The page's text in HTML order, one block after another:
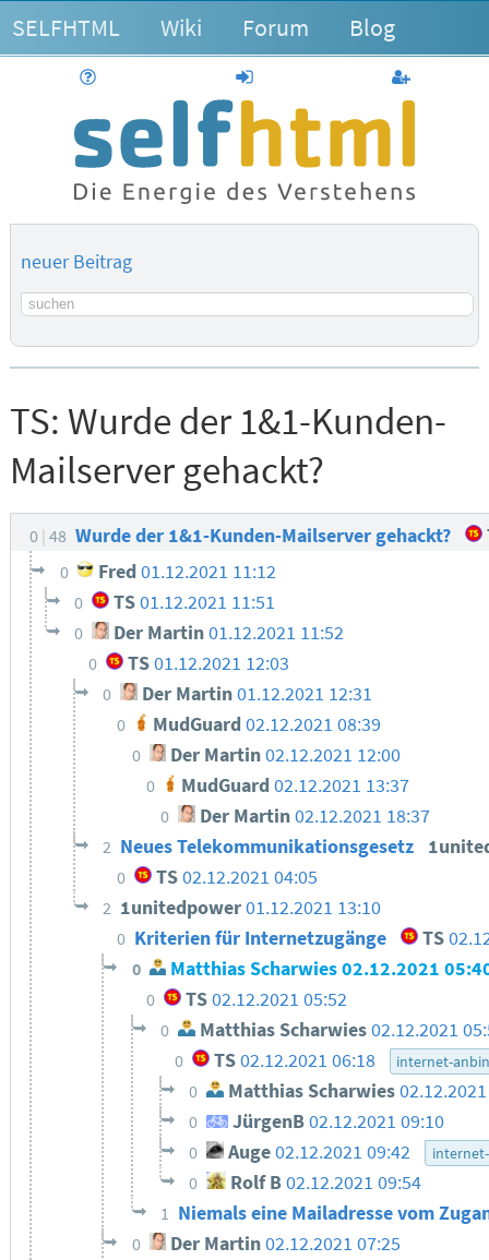
SELFHTML Wiki Forum Blog
anmelden
neuer Beitrag
Suchbegriff
TS: Wurde der 1&1-Kunden-
Mailserver gehackt?
0 48 Wurde der 1&1-Kunden-Mailserver gehackt?
0 Fred 01.12.2021 11:12
0 TS 01.12.2021 11:51
0 Der Martin 01.12.2021 11:52
0 TS01.12.2021 12:03
0 Der Martin01.12.2021 12:31
0 MudGuard 02.12.2021 08:39
0 Der Martin02.12.2021 12:00
0 MudGuard 02.12.2021 13:37
0 Der Martin02.12.2021 18:37
2 Neues Telekommunikationsgesetz
0 TS02.12.2021 04:05
2 1unitedpower01.12.2021 13:10
0 Kriterien für Internetzugänge TS
0 Matthias Scharwies02.12.2021
0 TS 02.12.2021 05:52
0 Matthias Scharwies02.12.2021
0 TS02.12.2021 06:18 internet-
0 Matthias Scharwies
0 JürgenB02.12.2021 09:10
0 Auge02.12.2021 09:42
0 Rolf B02.12.2021 09:54
1 Niemals eine Mailadresse vom
0 Der Martin02.12.2021 07:25